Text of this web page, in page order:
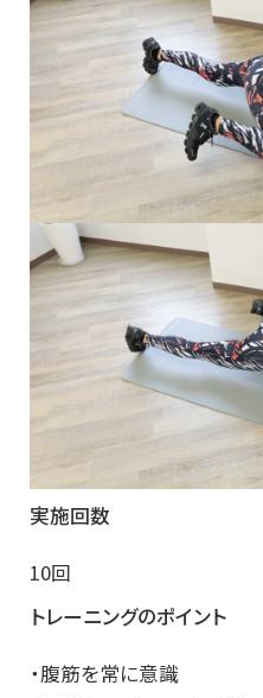
実施回数
10回
トレーニングのポイント
・腹筋を常に意識